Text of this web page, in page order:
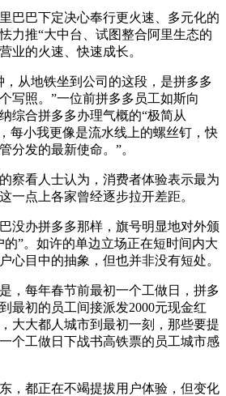
巴下定决心奉行更火速、多元化的
力推“大中台、试图整合阿里生态的
业的火速、快速成长。
从地铁坐到公司的这段，是拼多多
写照。”一位前拼多多员工如斯向
综合拼多多办理气概的“极简从
每小我更像是流水线上的螺丝钉，快
分发的最新使命。”。
看人士认为，消费者体验表示最为
一点上各家曾经逐步拉开差距。
办拼多多那样，旗号明显地对外颁
”。如许的单边立场正在短时间内大
心目中的抽象，但也并非没有短处。
每年春节前最初一个工做日，拼多
最初的员工间接派发2000元现金红
大大都人城市到最初一刻，那些要提
个工做日下战书高铁票的员工城市感
都正在不竭提拔用户体验，但变化